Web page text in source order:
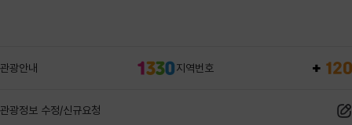
관광안내 지역번호
관광정보 수정/신규요청